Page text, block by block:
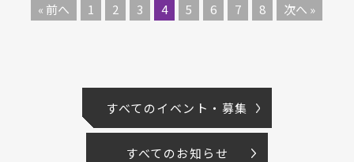
« 前へ 1 2 3 4 5 6 7 8 次へ »
すべてのイベント・募集
すべてのお知らせ